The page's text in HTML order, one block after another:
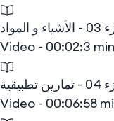
Video - 00:02:3
Video - 00:06:58